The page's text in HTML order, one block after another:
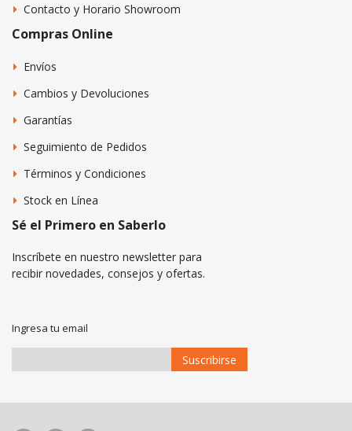
Contacto y Horario Showroom
Compras Online
Envíos
Cambios y Devoluciones
Garantías
Seguimiento de Pedidos
Términos y Condiciones
Stock en Línea
Sé el Primero en Saberlo
Inscríbete en nuestro newsletter para
recibir novedades, consejos y ofertas.
Ingresa tu email
Suscribirse